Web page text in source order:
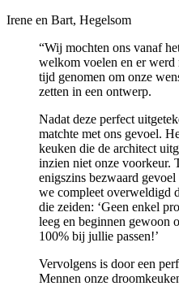
Irene en Bart, Hegelsom
“Wij mochten ons vanaf
welkom voelen en er werd
tijd genomen om onze
zetten in een ontwerp.
Nadat deze perfect
matchte met ons gevoel.
keuken die de architect
inzien niet onze voorkeur.
enigszins bezwaard
we compleet overweldigd
die zeiden: ‘Geen enkel
leeg en beginnen gewoon
100% bij jullie passen!’
Vervolgens is door een
Mennen onze